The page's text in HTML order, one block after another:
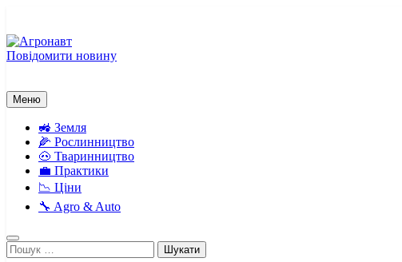
вмісту
Повідомити новину
Меню
🚜 Земля
🌽 Рослинництво
🐽 Тваринництво
💼 Практики
📉 Ціни
🔧 Agro & Auto
Пошук: